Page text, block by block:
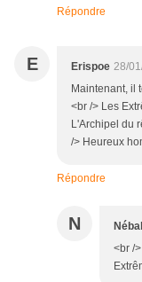
Répondre
E Erispoe 28/
Maintenant, il
<br /> Les
L'Archipel du
/> Heureux
Répondre
N Nébal
<br /